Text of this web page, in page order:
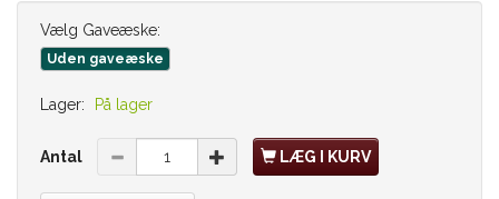
Vælg Gaveæske:
Uden gaveæske
Lager: På lager
Antal LÆG I KURV